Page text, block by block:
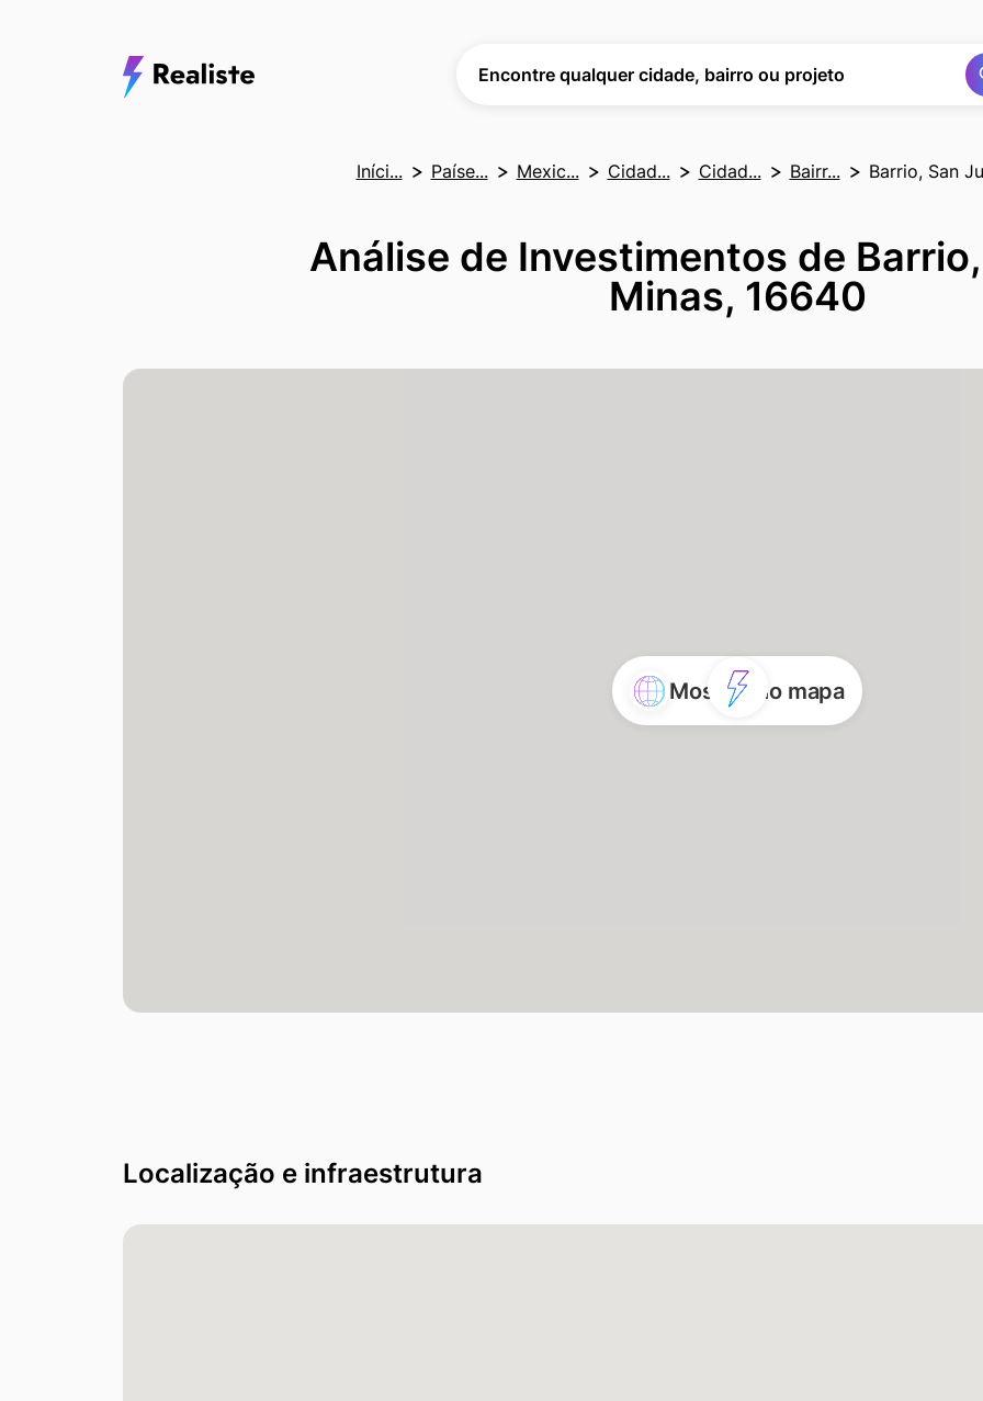
Encontre qualquer cidade, bairro ou projeto
Iníci... Paíse... Mexic... Cidad... Cidad... Bairr... Barrio, San
Análise de Investimentos de
Minas, 16640
Mostrar no mapa
Localização e infraestrutura